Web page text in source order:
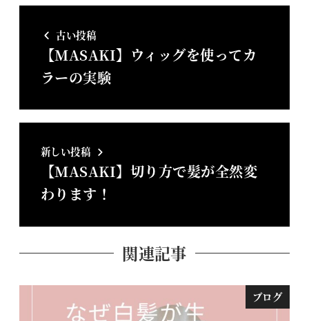
古い投稿
【MASAKI】ウィッグを使ってカ
ラーの実験
新しい投稿
【MASAKI】切り方で髪が全然変
わります！
関連記事
ブログ